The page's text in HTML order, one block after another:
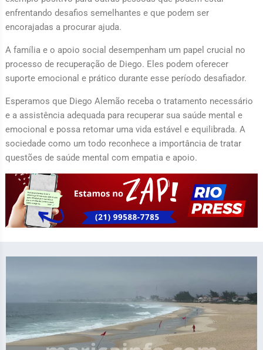
enfrentando desafios semelhantes e que podem ser
encorajadas a procurar ajuda.
A família e o apoio social desempenham um papel crucial no
processo de recuperação de Diego. Eles podem oferecer
suporte emocional e prático durante esse período desafiador.
Esperamos que Diego Alemão receba o tratamento necessário
e a assistência adequada para recuperar sua saúde mental e
emocional e possa retomar uma vida estável e equilibrada. A
sociedade como um todo reconhece a importância de tratar
questões de saúde mental com empatia e apoio.